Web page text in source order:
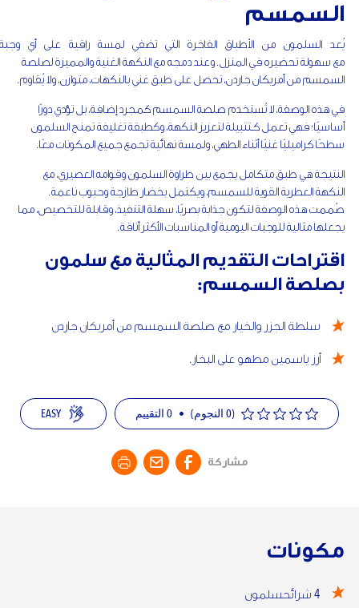
السمسم
يُعد السلمون من الأطباق الفاخرة التي تضفي لمسة راقية على أي
مع سهولة تحضيره في المنزل. وعند دمجه مع النكهة الغنية والمميزة لصلصة
السمسم من أمريكان جاردن، تحصل على طبق غني بالنكهات، متوازن، ولا يُقاوم.
في هذه الوصفة، لا تُستخدم صلصة السمسم كمجرد إضافة، بل تؤدي دورًا
أساسيًا؛ فهي تعمل كـتتبيلة لتعزيز النكهة، وكطبقة تغليفة تمنح السلمون
سطحًا كراميليًا غنيًا أثناء الطهي، ولمسة نهائية تجمع جميع المكونات معًا.
النتيجة هي طبق متكامل يجمع بين طراوة السلمون وقوامه العصيري، مع
النكهة العطرية القوية للسمسم، ويكتمل بخضار طازجة وحبوب ناعمة.
صُممت هذه الوصفة لتكون جذابة بصريًا، سهلة التنفيذ، وقابلة للتخصيص، مما
يجعلها مثالية للوجبات اليومية أو المناسبات الأكثر أناقة.
اقتراحات التقديم المثالية مع سلمون
بصلصة السمسم:
سلطة الجزر والخيار مع صلصة السمسم من أمريكان جاردن
أرز ياسمين مطهو على البخار.
(0 النجوم) •
0 التقييم EASY
مشاركة
مكونات
4شرائحسلمون